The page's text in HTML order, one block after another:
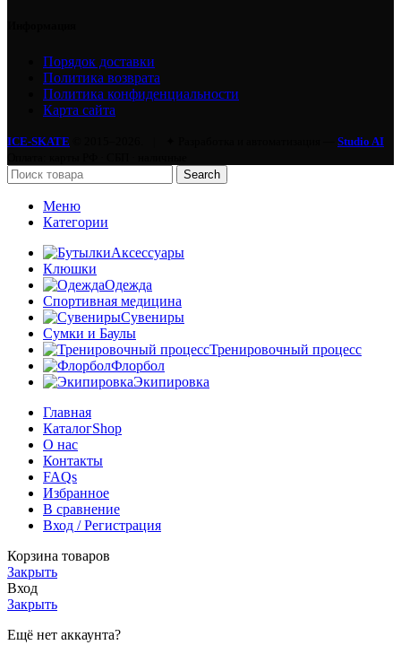
Порядок доставки
Политика возврата
Политика конфиденциальности
Карта сайта
ICE-SKATE
Studio AI
Search
Меню
Категории
Аксессуары
Клюшки
Одежда
Спортивная медицина
Сувениры
Сумки и Баулы
Тренировочный процесс
Флорбол
Экипировка
Главная
КаталогShop
О нас
Контакты
FAQs
Избранное
В сравнение
Вход / Регистрация
Корзина товаров
Закрыть
Вход
Закрыть
Ещё нет аккаунта?